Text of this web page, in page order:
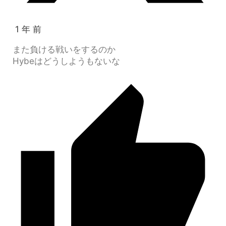
1 年 前
また負ける戦いをするのか
Hybeはどうしようもないな